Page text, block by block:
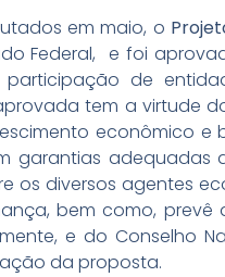
em maio, o
Federal, e foi
de
tem a virtude
econômico
adequadas
os diversos agentes
bem como,
e do Conselho
da proposta.